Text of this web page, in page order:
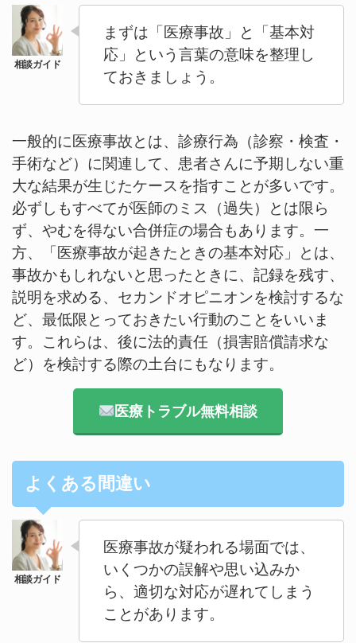
まずは「医療事故」と「基本対
応」という言葉の意味を整理し
ておきましょう。
一般的に医療事故とは、診療行為（診察・検査・
手術など）に関連して、患者さんに予期しない重
大な結果が生じたケースを指すことが多いです。
必ずしもすべてが医師のミス（過失）とは限ら
ず、やむを得ない合併症の場合もあります。一
方、「医療事故が起きたときの基本対応」とは、
事故かもしれないと思ったときに、記録を残す、
説明を求める、セカンドオピニオンを検討するな
ど、最低限とっておきたい行動のことをいいま
す。これらは、後に法的責任（損害賠償請求な
ど）を検討する際の土台にもなります。
医療トラブル無料相談
よくある間違い
医療事故が疑われる場面では、
いくつかの誤解や思い込みか
ら、適切な対応が遅れてしまう
ことがあります。